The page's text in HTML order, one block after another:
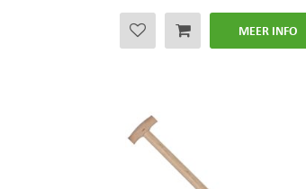
MEER INFO